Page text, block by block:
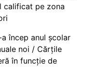
calificat pe zona
încep anul școlar
noi / Cărțile
în funcție de